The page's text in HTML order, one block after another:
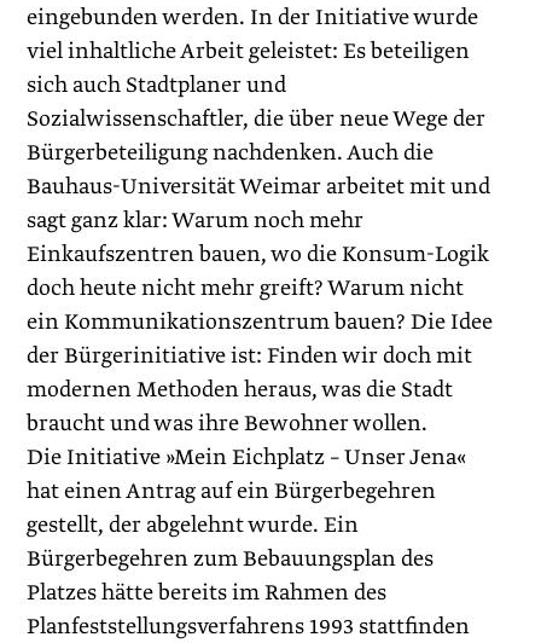
eingebunden werden. In der Initiative wurde
viel inhaltliche Arbeit geleistet: Es beteiligen
sich auch Stadtplaner und
Sozialwissenschaftler, die über neue Wege der
Bürgerbeteiligung nachdenken. Auch die
Bauhaus-Universität Weimar arbeitet mit und
sagt ganz klar: Warum noch mehr
Einkaufszentren bauen, wo die Konsum-Logik
doch heute nicht mehr greift? Warum nicht
ein Kommunikationszentrum bauen? Die Idee
der Bürger­initiative ist: Finden wir doch mit
modernen Methoden heraus, was die Stadt
braucht und was ihre Bewohner wollen.
Die Initiative »Mein Eichplatz – Unser Jena«
hat einen Antrag auf ein Bürgerbegehren
gestellt, der abgelehnt wurde. Ein
Bürgerbegehren zum Bebauungsplan des
Platzes hätte bereits im Rahmen des
Planfeststellungsverfahrens 1993 stattfinden